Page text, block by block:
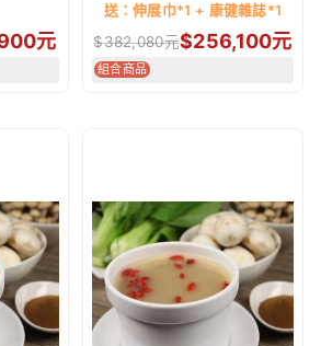
元
送：伸展巾*1 + 康健雜誌*1
$382,080元$256,100元
組合商品